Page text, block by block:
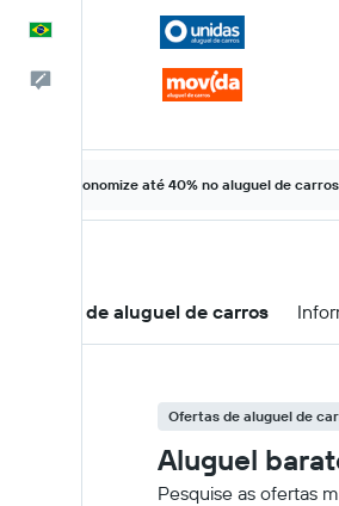
Comentários
Economize até 40% no aluguel de
Ofertas de aluguel de carros
Ofertas de aluguel de
Aluguel
Pesquise as ofertas